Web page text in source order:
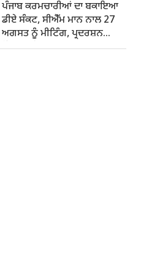
ਪੰਜਾਬ ਕਰਮਚਾਰੀਆਂ ਦਾ ਬਕਾਇਆ
ਡੀਏ ਸੰਕਟ, ਸੀਐੱਮ ਮਾਨ ਨਾਲ 27
ਅਗਸਤ ਨੂੰ ਮੀਟਿੰਗ, ਪ੍ਰਦਰਸ਼ਨ
ਦੌਰਾਨ ਪੁਲਿਸ ਨਾਲ ਝੜਪ